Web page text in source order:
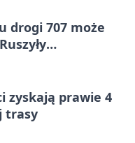
drogi 707 może
zyskają prawie 4
trasy